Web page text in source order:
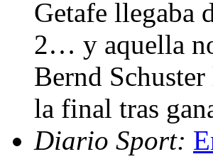
Getafe llegaba
2… y aquella
Bernd
la final tras
Diario Sport: